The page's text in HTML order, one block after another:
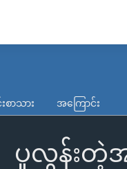
ာသား အကြောင်း
ပူလွန်းတဲ့